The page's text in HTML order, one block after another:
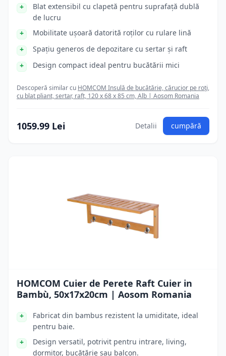
Blat extensibil cu clapetă pentru suprafață dublă
de lucru
Mobilitate ușoară datorită roților cu rulare lină
Spațiu generos de depozitare cu sertar și raft
Design compact ideal pentru bucătării mici
Descoperă similar cu HOMCOM Insulă de bucătărie, cărucior pe roți,
cu blat pliant, sertar, raft, 120 x 68 x 85 cm, Alb | Aosom Romania
1059.99 Lei Detalii cumpără
HOMCOM Cuier de Perete Raft Cuier in
Bambù, 50x17x20cm | Aosom Romania
Fabricat din bambus rezistent la umiditate, ideal
pentru baie.
Design versatil, potrivit pentru intrare, living,
dormitor, bucătărie sau balcon.